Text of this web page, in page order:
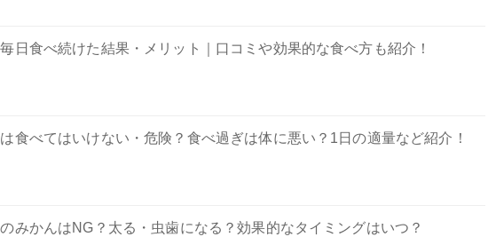
日食べ続けた結果・メリット｜口コミや効果的な食べ方も紹介！
食べてはいけない・危険？食べ過ぎは体に悪い？1日の適量など紹介！
みかんはNG？太る・虫歯になる？効果的なタイミングはいつ？